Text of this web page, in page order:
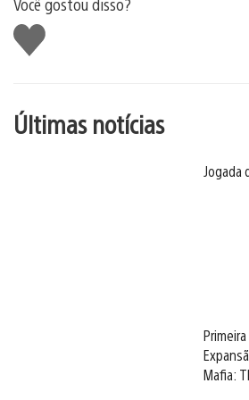
Curtir
Últimas notícias
Jogada
Mafia: